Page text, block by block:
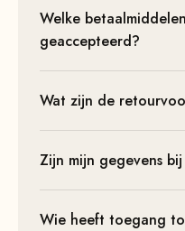
Welke
geaccepteerd?
Wat zijn de
Zijn mijn gegevens
Wie heeft toegang